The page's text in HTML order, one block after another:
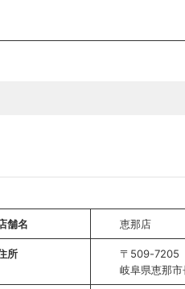
舗名 恵那店
所
〒509-7205
岐阜県恵那